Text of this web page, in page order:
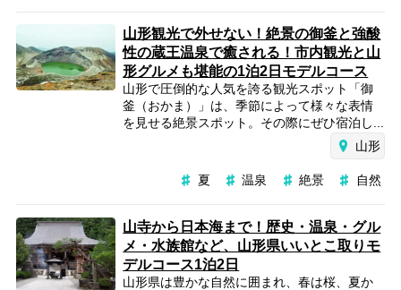
山形観光で外せない！絶景の御釜と強酸
性の蔵王温泉で癒される！市内観光と山
形グルメも堪能の1泊2日モデルコース
山形で圧倒的な人気を誇る観光スポット「御
釜（おかま）」は、季節によって様々な表情
を見せる絶景スポット。その際にぜひ宿泊し...
山形
夏 温泉 絶景 自然
山寺から日本海まで！歴史・温泉・グル
メ・水族館など、山形県いいとこ取りモ
デルコース1泊2日
山形県は豊かな自然に囲まれ、春は桜、夏か